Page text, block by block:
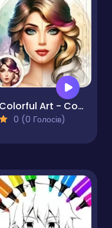
Colorful Art - Coloring Book
0 (0 Голосів)